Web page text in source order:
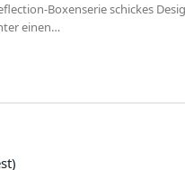
Boxenserie schickes
einen…